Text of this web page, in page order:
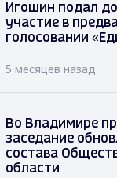
Игошин подал
участие в
голосовании
5 месяцев назад
Во Владимире
заседание
состава
области